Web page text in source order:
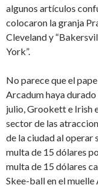
algunos artículos
colocaron la granja
Cleveland y
York”.
No parece que el
Arcadum haya durado
julio, Grookett e Irish
sector de las
de la ciudad al operar
multa de 15 dólares
multa de 15 dólares
Skee-ball en el muelle